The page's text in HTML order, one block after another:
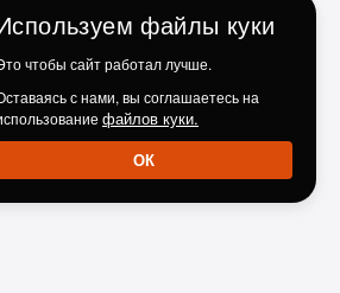
с друзьми:
файлы куки
чтобы сайт работал лучше.
с нами, вы соглашаетесь на
файлов куки.
ОК